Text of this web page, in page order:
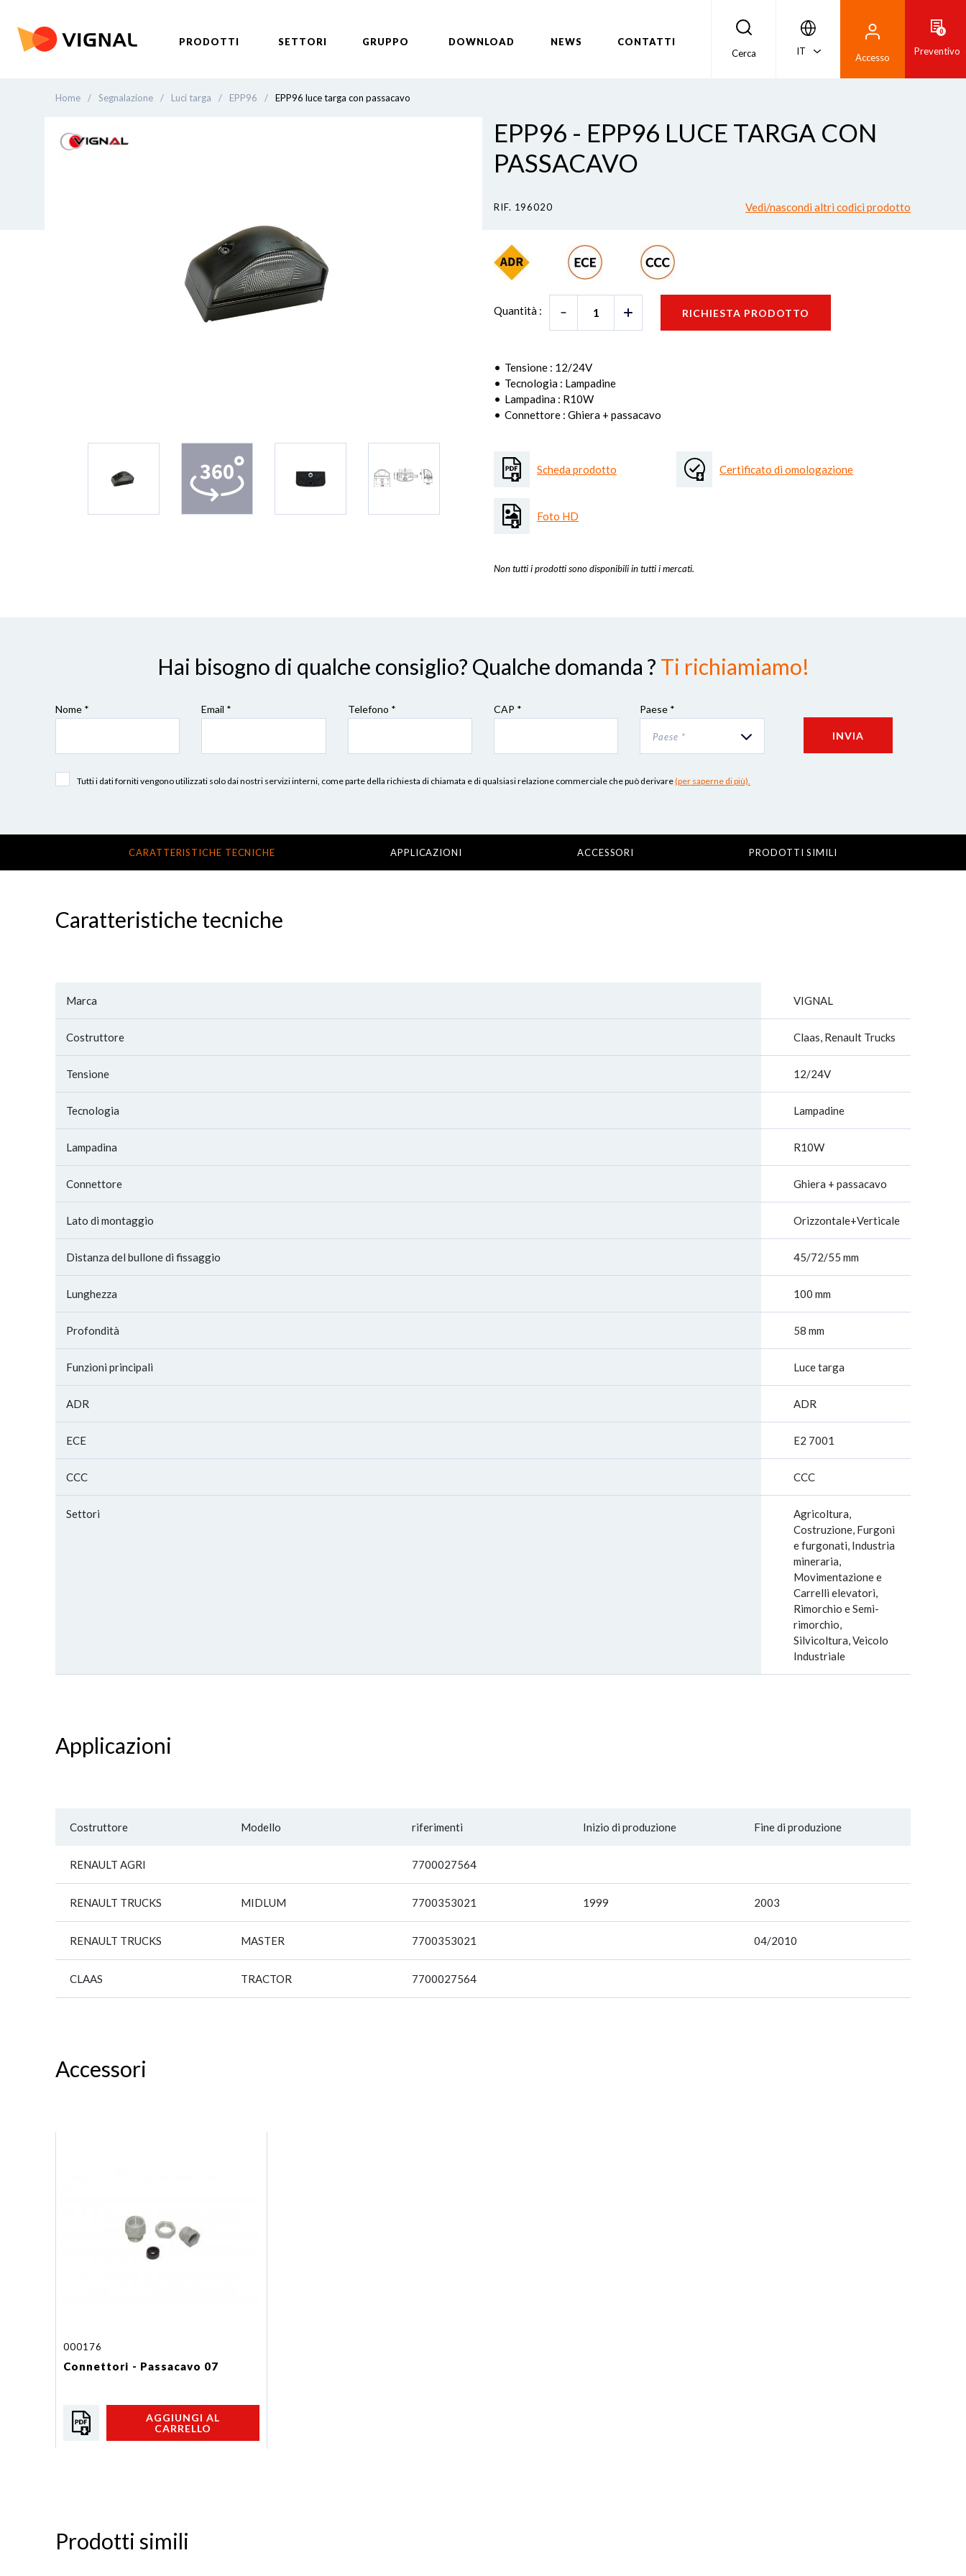
PRODOTTI SETTORI GRUPPO DOWNLOAD NEWS
CONTATTI
Cerca
IT
Accesso
0
Preventivo
Home / Segnalazione / Luci targa / EPP96 / EPP96 luce targa con passacavo
EPP96 - EPP96 LUCE TARGA CON
PASSACAVO
RIF. 196020 Vedi/nascondi altri codici prodotto
Quantità : RICHIESTA PRODOTTO
Tensione : 12/24V
Tecnologia : Lampadine
Lampadina : R10W
Connettore : Ghiera + passacavo
Scheda prodotto
Foto HD
Certificato di omologazione
Non tutti i prodotti sono disponibili in tutti i mercati.
Hai bisogno di qualche consiglio? Qualche domanda ? Ti richiamiamo!
Nome * Email * Telefono * CAP * Paese *
Paese * INVIA
Tutti i dati forniti vengono utilizzati solo dai nostri servizi interni, come parte della richiesta di chiamata e di qualsiasi relazione commerciale che può derivare(per saperne di più).
CARATTERISTICHE TECNICHE APPLICAZIONI ACCESSORI PRODOTTI SIMILI
Caratteristiche tecniche
Marca VIGNAL
Costruttore Claas, Renault Trucks
Tensione 12/24V
Tecnologia Lampadine
Lampadina R10W
Connettore Ghiera + passacavo
Lato di montaggio Orizzontale+Verticale
Distanza del bullone di fissaggio 45/72/55 mm
Lunghezza 100 mm
Profondità 58 mm
Funzioni principali Luce targa
ADR ADR
ECE E2 7001
CCC CCC
Settori
Agricoltura,
Costruzione, Furgoni
e furgonati, Industria
mineraria,
Movimentazione e
Carrelli elevatori,
Rimorchio e Semi-
rimorchio,
Silvicoltura, Veicolo
Industriale
Applicazioni
Costruttore Modello riferimenti Inizio di produzione Fine di produzione
RENAULT AGRI 7700027564
RENAULT TRUCKS MIDLUM 7700353021 1999 2003
RENAULT TRUCKS MASTER 7700353021 04/2010
CLAAS TRACTOR 7700027564
Accessori
000176
Connettori - Passacavo 07
AGGIUNGI AL
CARRELLO
Prodotti simili